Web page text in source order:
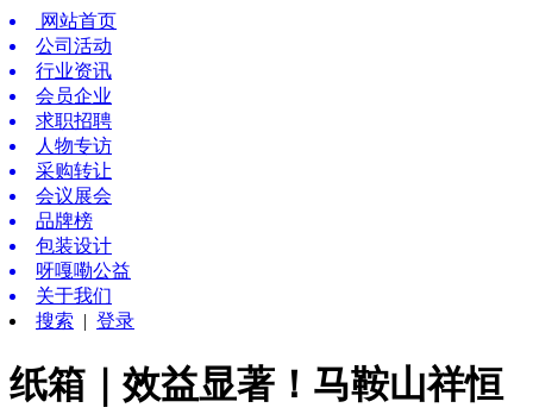
网站首页
公司活动
行业资讯
会员企业
求职招聘
人物专访
采购转让
会议展会
品牌榜
包装设计
呀嘎嘞公益
关于我们
搜索 | 登录
纸箱｜效益显著！马鞍山祥恒